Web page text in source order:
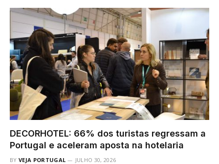
DECORHOTEL: 66% dos turistas regressam a
Portugal e aceleram aposta na hotelaria
BY VEJA PORTUGAL JULHO 30, 2026